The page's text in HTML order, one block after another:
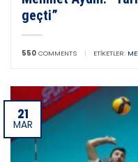
geçti”
550 COMMENTS | ETIKETLER:
21
MAR